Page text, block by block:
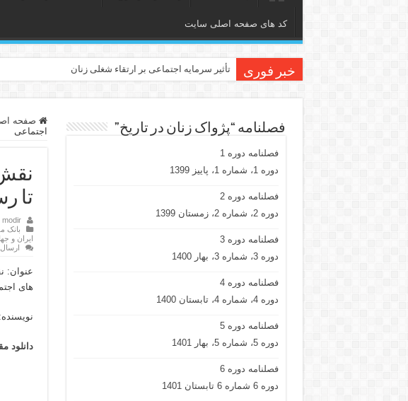
کد های صفحه اصلی سایت
خبر فوری تأثیر سرمایه اجتماعی بر ارتقاء شغلی زنان
صفحه
اجتماعی
تا
modir
بانک
ایران و
عنوان:
های
دانلود
فصلنامه “پژواک زنان در تاریخ”
فصلنامه دوره 1
دوره 1، شماره 1، پاییز 1399
فصلنامه دوره 2
دوره 2، شماره 2، زمستان 1399
فصلنامه دوره 3
دوره 3، شماره 3، بهار 1400
فصلنامه دوره 4
دوره 4، شماره 4، تابستان 1400
فصلنامه دوره 5
دوره 5، شماره 5، بهار 1401
فصلنامه دوره 6
دوره 6 شماره 6 تابستان 1401